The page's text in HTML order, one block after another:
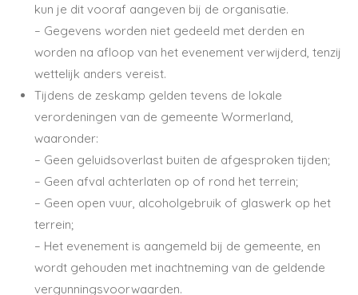
kun je dit vooraf aangeven bij de organisatie.
– Gegevens worden niet gedeeld met derden en
worden na afloop van het evenement verwijderd, tenzij
wettelijk anders vereist.
Tijdens de zeskamp gelden tevens de lokale
verordeningen van de gemeente Wormerland,
waaronder:
– Geen geluidsoverlast buiten de afgesproken tijden;
– Geen afval achterlaten op of rond het terrein;
– Geen open vuur, alcoholgebruik of glaswerk op het
terrein;
– Het evenement is aangemeld bij de gemeente, en
wordt gehouden met inachtneming van de geldende
vergunningsvoorwaarden.